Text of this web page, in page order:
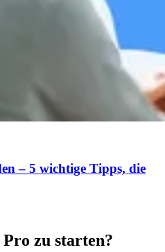
– 5 wichtige Tipps, die
zu starten?